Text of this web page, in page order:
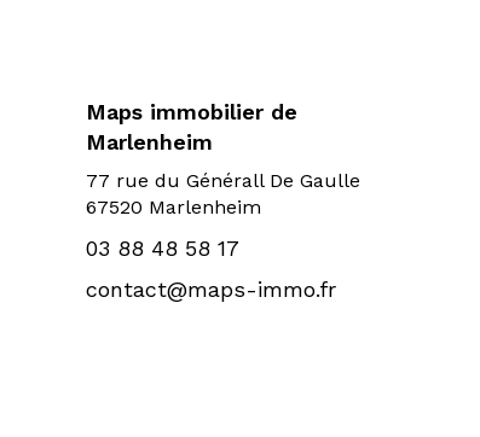
Maps immobilier de
Marlenheim
77 rue du Générall De Gaulle
67520 Marlenheim
03 88 48 58 17
contact@maps-immo.fr